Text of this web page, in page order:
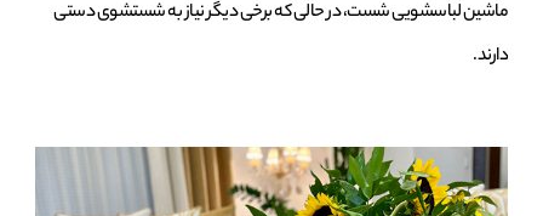
ماشین لباسشویی شست، در حالی که برخی دیگر نیاز به شستشوی دستی
دارند.